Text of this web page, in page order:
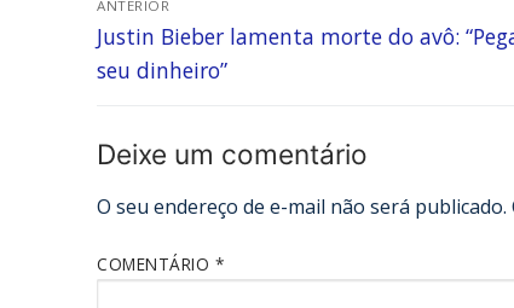
ANTERIOR
Justin Bieber lamenta morte do avô:
seu dinheiro”
Deixe um comentário
O seu endereço de e-mail não será publicado.
COMENTÁRIO *